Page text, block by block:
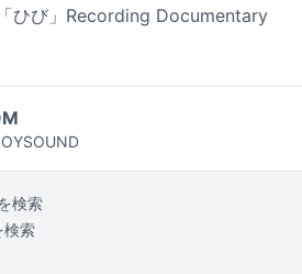
ひび」Recording Documentary
検索
検索